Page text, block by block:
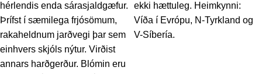
hérlendis enda sárasjaldgæfur.
Þrífst í sæmilega frjósömum,
rakaheldnum jarðvegi þar sem
einhvers skjóls nýtur. Virðist
annars harðgerður. Blómin eru
ekki hættuleg. Heimkynni:
Víða í Evrópu, N-Tyrkland og
V-Síbería.